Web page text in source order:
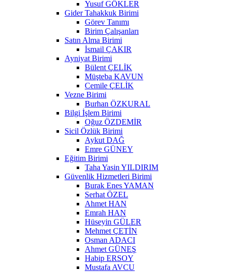
Yusuf GÖKLER
Gider Tahakkuk Birimi
Görev Tanımı
Birim Çalışanları
Satın Alma Birimi
İsmail ÇAKIR
Ayniyat Birimi
Bülent ÇELİK
Müşteba KAVUN
Cemile ÇELİK
Vezne Birimi
Burhan ÖZKURAL
Bilgi İşlem Birimi
Oğuz ÖZDEMİR
Sicil Özlük Birimi
Aykut DAĞ
Emre GÜNEY
Eğitim Birimi
Taha Yasin YILDIRIM
Güvenlik Hizmetleri Birimi
Burak Enes YAMAN
Serhat ÖZEL
Ahmet HAN
Emrah HAN
Hüseyin GÜLER
Mehmet ÇETİN
Osman ADACI
Ahmet GÜNEŞ
Habip ERSOY
Mustafa AVCU